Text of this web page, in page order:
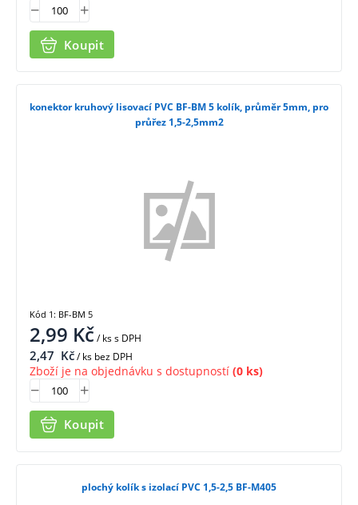
Koupit
konektor kruhový lisovací PVC BF-BM 5 kolík, průměr 5mm, pro
průřez 1,5-2,5mm2
2,99 Kč/ kss DPH
2,47 Kč/ ks bez DPH
Zboží je na objednávku s dostupností (0 ks)
Koupit
Kód 1: BF-BM 5
plochý kolík s izolací PVC 1,5-2,5 BF-M405